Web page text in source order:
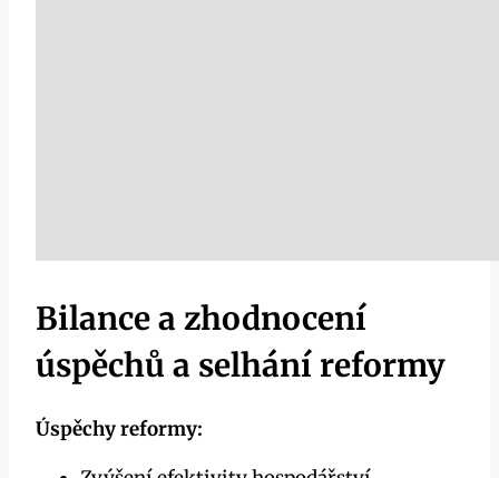
Bilance a zhodnocení
úspěchů a selhání reformy
Úspěchy reformy: